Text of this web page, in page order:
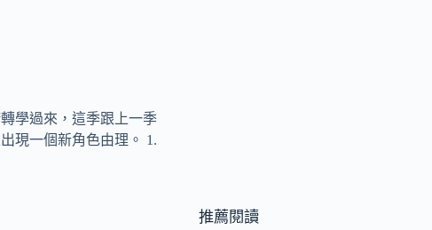
學過來，這季跟上一季
現一個新角色由理。 1.
推薦閱讀